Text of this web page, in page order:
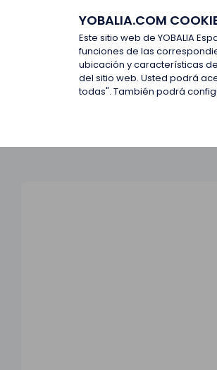
YOBALIA.COM
Este sitio web de YOBALIA
funciones de las
ubicación y características
del sitio web. Usted podrá
todas". También podrá
Últimas
Últimas ofertas